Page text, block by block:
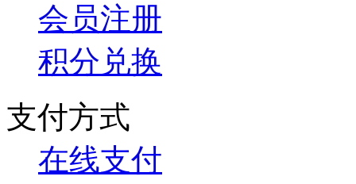
会员注册
积分兑换
支付方式
在线支付